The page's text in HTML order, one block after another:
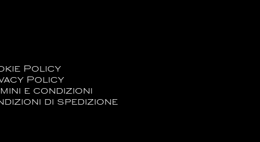
Policy
Policy
e condizioni
di spedizione